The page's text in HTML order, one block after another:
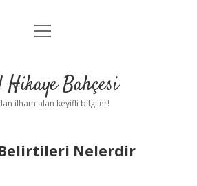
Anasayfa
Yasal Uyarı
menüyü
Hikaye Bahçesi
ilham alan keyifli bilgiler!
Nelerdir